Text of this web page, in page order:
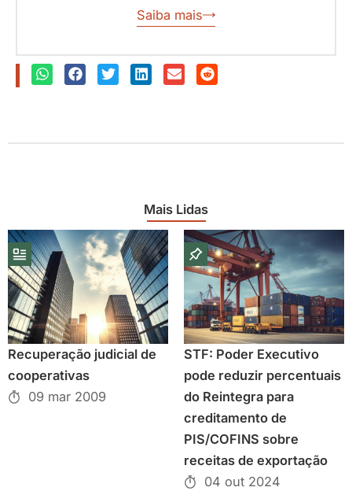
Saiba mais
Mais Lidas
Recuperação judicial de
cooperativas
09 mar 2009
STF: Poder Executivo
pode reduzir percentuais
do Reintegra para
creditamento de
PIS/COFINS sobre
receitas de exportação
04 out 2024